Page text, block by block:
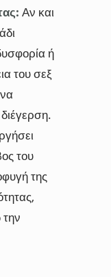
Αν και
ή
του σεξ
του
της